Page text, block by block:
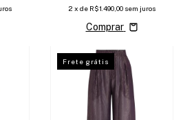
2 x de R$1.490,00 sem juros
Comprar
Frete grátis